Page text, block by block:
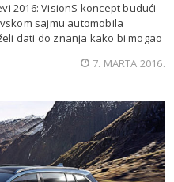
2016: VisionS koncept budući
sajmu automobila
dati do znanja kako bi mogao
7. MARTA 2016.